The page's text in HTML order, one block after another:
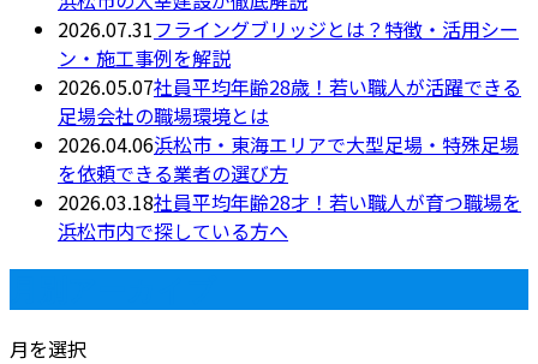
2026.07.31フライングブリッジとは？特徴・活用シー
ン・施工事例を解説
2026.05.07社員平均年齢28歳！若い職人が活躍できる
足場会社の職場環境とは
2026.04.06浜松市・東海エリアで大型足場・特殊足場
を依頼できる業者の選び方
2026.03.18社員平均年齢28才！若い職人が育つ職場を
浜松市内で探している方へ
月を選択